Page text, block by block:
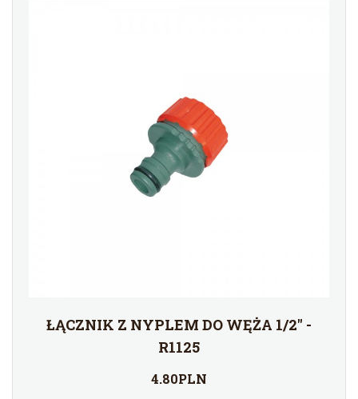
ŁĄCZNIK Z NYPLEM DO WĘŻA 1/2'' -
R1125
4.80PLN